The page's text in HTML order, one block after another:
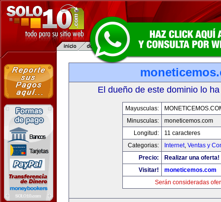
El dueño de este dominio lo
Mayusculas:
Minusculas:
moneticemos.com
Longitud:
11 caracteres
Categorias:
Internet, Ventas y
Precio:
Realizar una oferta!
Visitar!
moneticemos.com
Serán consideradas